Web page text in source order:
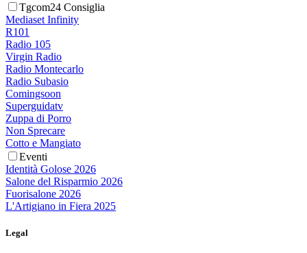
Tgcom24 Consiglia
Mediaset Infinity
R101
Radio 105
Virgin Radio
Radio Montecarlo
Radio Subasio
Comingsoon
Superguidatv
Zuppa di Porro
Non Sprecare
Cotto e Mangiato
Eventi
Identità Golose 2026
Salone del Risparmio 2026
Fuorisalone 2026
L'Artigiano in Fiera 2025
Legal